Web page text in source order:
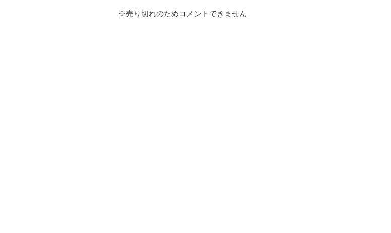
※売り切れのためコメントできません